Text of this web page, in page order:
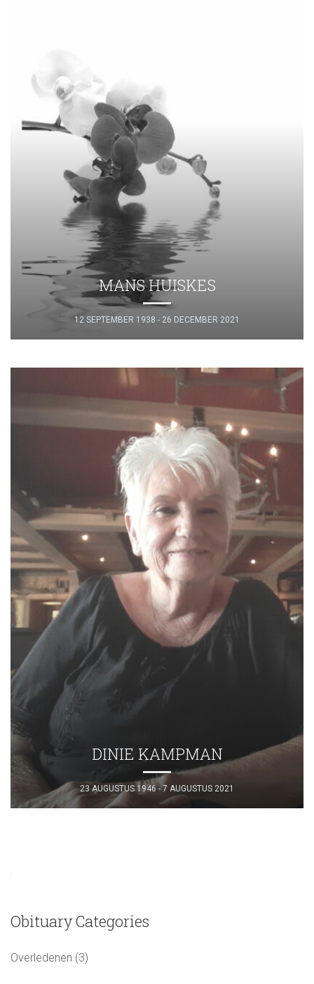
MANS HUISKES
12 SEPTEMBER 1938 - 26 DECEMBER 2021
DINIE KAMPMAN
23 AUGUSTUS 1946 - 7 AUGUSTUS 2021
Obituary Categories
Overledenen (3)